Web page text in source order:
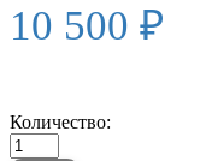
10 500 ₽
Количество: